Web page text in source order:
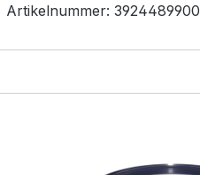
Artikelnummer: 3924489900